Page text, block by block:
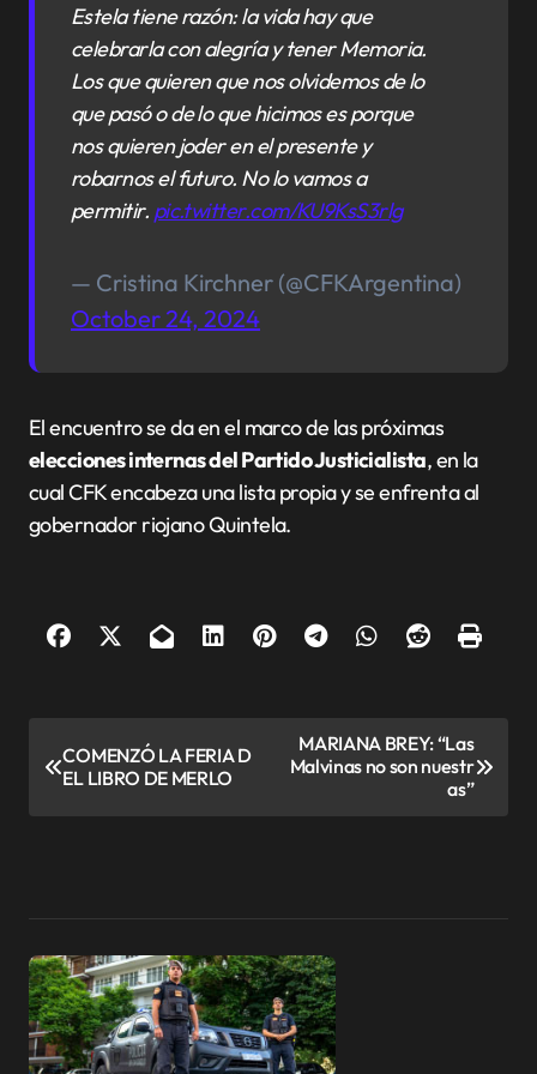
Estela tiene razón: la vida hay que
celebrarla con alegría y tener Memoria.
Los que quieren que nos olvidemos de lo
que pasó o de lo que hicimos es porque
nos quieren joder en el presente y
robarnos el futuro. No lo vamos a
permitir. pic.twitter.com/KU9KsS3rlg
— Cristina Kirchner (@CFKArgentina)
October 24, 2024
El encuentro se da en el marco de las próximas
elecciones internas del Partido Justicialista, en la
cual CFK encabeza una lista propia y se enfrenta al
gobernador riojano Quintela.
a
c
i
ó
COMENZÓ LA FERIA D
EL LIBRO DE MERLO
MARIANA BREY: “Las
Malvinas no son nuestr
as”